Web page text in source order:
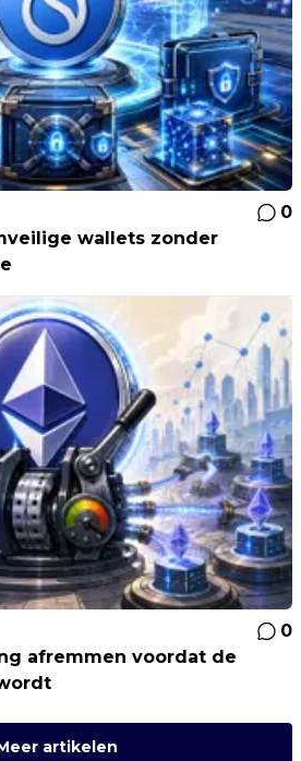
0
wallets zonder
0
afremmen voordat de
artikelen